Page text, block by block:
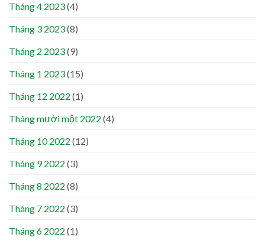
Tháng 4 2023(4)
Tháng 3 2023(8)
Tháng 2 2023(9)
Tháng 1 2023(15)
Tháng 12 2022 (1)
Tháng mười một 2022 (4)
Tháng 10 2022 (12)
Tháng 9 2022 (3)
Tháng 8 2022 (8)
Tháng 7 2022 (3)
Tháng 6 2022 (1)